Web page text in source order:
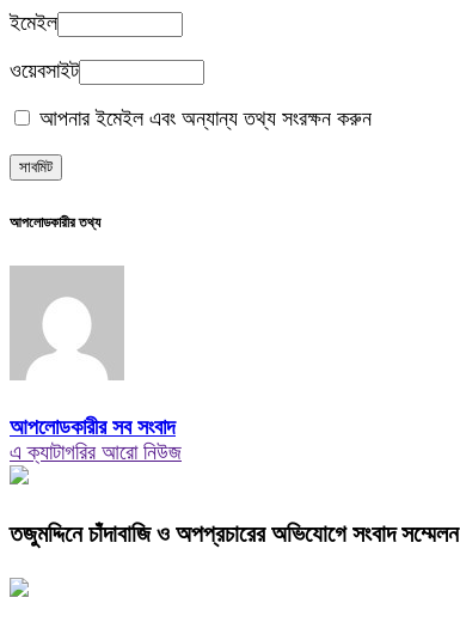
ইমেইল
ওয়েবসাইট
আপনার ইমেইল এবং অন্যান্য তথ্য সংরক্ষন করুন
আপলোডকারীর তথ্য
আপলোডকারীর সব সংবাদ
এ ক্যাটাগরির আরো নিউজ
তজুমদ্দিনে চাঁদাবাজি ও অপপ্রচারের অভিযোগে সংবাদ সম্মেলন